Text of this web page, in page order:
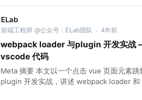
ELab
前端工程师 @公众号：ELab团队 · 4年前
webpack loader 与plugin 开发实战
vscode 代码
Meta 摘要 本文以一个点击 vue 页面元素
plugin 开发实战，讲述 webpack loader 和